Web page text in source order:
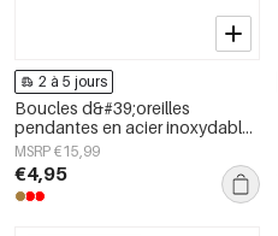
2 à 5 jours
Boucles d&#39;oreilles
pendantes en acier inoxydable
en forme de cœur, collection
Daily Simple, bijoux pour
femmes
MSRP €15,99
€4,95